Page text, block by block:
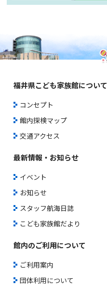
福井県こども家族館について
コンセプト
館内探検マップ
交通アクセス
最新情報・お知らせ
イベント
お知らせ
スタッフ航海日誌
こども家族館だより
館内のご利用について
ご利用案内
団体利用について